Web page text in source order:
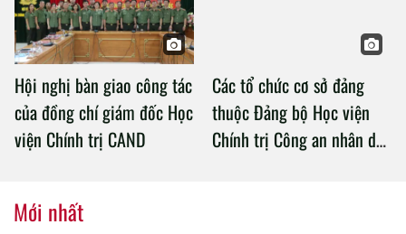
Hội nghị bàn giao công tác
của đồng chí giám đốc Học
viện Chính trị CAND
Các tổ chức cơ sở đảng
thuộc Đảng bộ Học viện
Chính trị Công an nhân dân
Mới nhất